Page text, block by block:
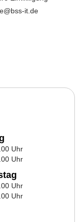
it.de
Uhr
Uhr
Uhr
Uhr